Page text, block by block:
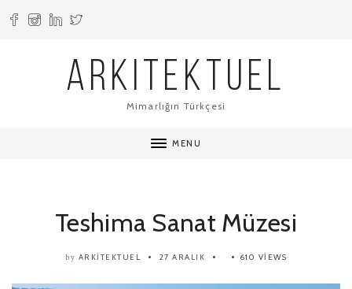
ARKITEKTUEL
Mimarlığın Türkçesi
MENU
Teshima Sanat Müzesi
by ARKITEKTUEL 27 ARALIK 610 VIEWS